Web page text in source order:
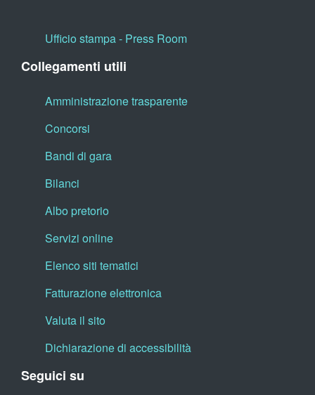
Ufficio stampa - Press Room
Collegamenti utili
Amministrazione trasparente
Concorsi
Bandi di gara
Bilanci
Albo pretorio
Servizi online
Elenco siti tematici
Fatturazione elettronica
Valuta il sito
Dichiarazione di accessibilità
Seguici su